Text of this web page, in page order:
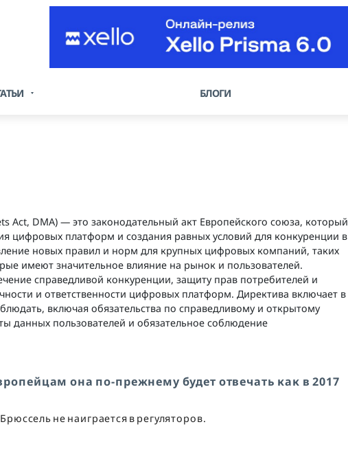
БЛОГИ
Act, DMA) — это законодательный акт Европейского союза, который
цифровых платформ и создания равных условий для конкуренции в
новых правил и норм для крупных цифровых компаний, таких
имеют значительное влияние на рынок и пользователей.
справедливой конкуренции, защиту прав потребителей и
и ответственности цифровых платформ. Директива включает в
включая обязательства по справедливому и открытому
данных пользователей и обязательное соблюдение
она по-прежнему будет отвечать как в 2017
не наиграется в регуляторов.